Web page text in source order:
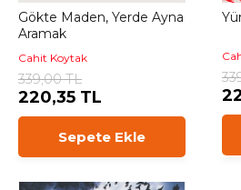
Gökte Maden, Yerde Ayna
Aramak
Cahit Koytak
339,00 TL
220,35 TL
Sepete Ekle